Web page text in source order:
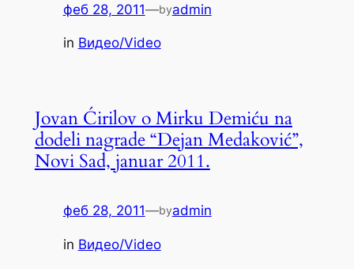
феб 28, 2011—byadmin
in Видео/Video
Jovan Ćirilov o Mirku Demiću na
dodeli nagrade “Dejan Medaković”,
Novi Sad, januar 2011.
феб 28, 2011—byadmin
in Видео/Video